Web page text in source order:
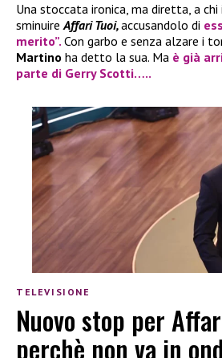
Una stoccata ironica, ma diretta, a
sminuireAffari Tuoi,accusandolo di
merito”. Con garbo e senza alzare i
Martino ha detto la sua. Ma è già
parte di Gerry Scotti…..
TELEVISIONE
Nuovo stop per
perchè non va in